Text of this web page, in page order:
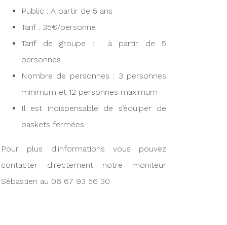
Public : A partir de 5 ans
Tarif : 35€/personne
Tarif de groupe : à partir de 5
personnes
Nombre de personnes : 3 personnes
minimum et 12 personnes maximum
Il est indispensable de s’équiper de
baskets fermées.
Pour plus d'informations vous pouvez
contacter directement notre moniteur
Sébastien au 06 67 93 56 30